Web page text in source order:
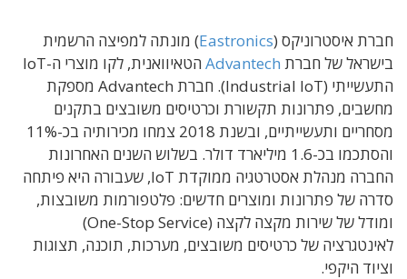
חברת איסטרוניקס (Eastronics) מונתה למפיצה הרשמית
בישראל של חברת Advantech
הטאיוואנית, לקו מוצרי ה-IoT
התעשייתי (Industrial IoT). חברת Advantech מספקת
מחשבים, פתרונות תקשורת וכרטיסים משובצים בתקנים
מסחריים ותעשייתיים, ובשנת 2018 צמחו מכירותיה בכ-11%
והסתכמו בכ-1.6 מיליארד דולר. בשלוש השנים האחרונות
החברה מנהלת אסטרטגיה ממוקדת IoT, שעבורה היא פיתחה
סדרה של פתרונות ומוצרים חדשים: פלטפורמות משובצות,
ומודל של שירות מקצה לקצה (One-Stop Service)
לאינטגרציה של כרטיסים משובצים, מערכות, תוכנה, תצוגות
וציוד היקפי.